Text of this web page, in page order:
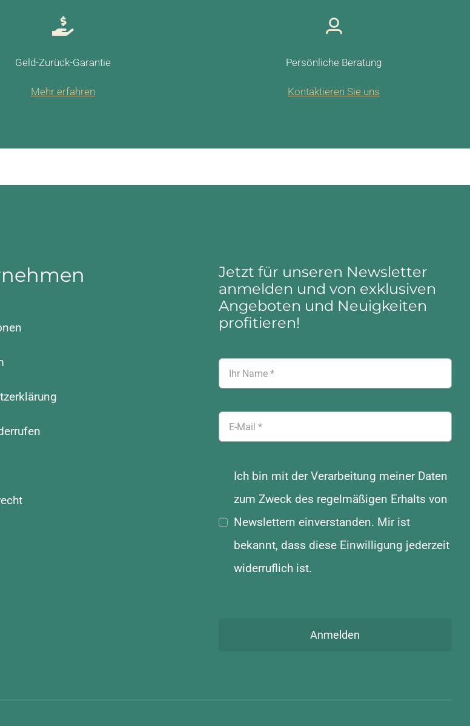
Geld-Zurück-Garantie
Mehr erfahren
Persönliche Beratung
Kontaktieren Sie uns
Jetzt für unseren Newsletter
anmelden und von exklusiven
Angeboten und Neuigkeiten
profitieren!
Ich bin mit der Verarbeitung meiner Daten
zum Zweck des regelmäßigen Erhalts von
Newslettern einverstanden. Mir ist
bekannt, dass diese Einwilligung jederzeit
widerruflich ist.
Anmelden